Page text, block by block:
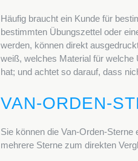
Häufig braucht ein Kunde für
bestimmten Übungszettel oder
werden, können direkt
weiß, welches Material für welche
hat; und achtet so darauf, dass
VAN-ORDEN-
Sie können die Van-Orden-
mehrere Sterne zum direkten